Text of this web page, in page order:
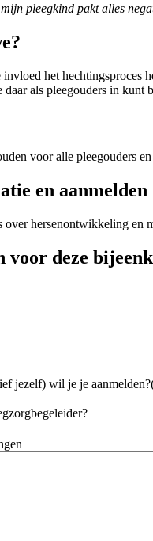
mijn pleegkind pakt alles
het
daar als pleegouders in
voor alle pleegouders
en aanmelden
hersenontwikkeling en
voor deze
jezelf) wil je je aanmelden?